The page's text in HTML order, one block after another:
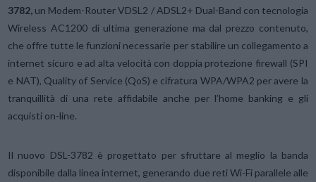
3782, un Modem-Router VDSL2 / ADSL2+ Dual-Band con tecnologia
Wireless AC1200 di ultima generazione ma dal prezzo contenuto,
che offre tutte le funzioni necessarie per stabilire un collegamento a
internet sicuro e ad alta velocità con doppia protezione firewall (SPI
e NAT), Quality of Service (QoS) e cifratura WPA/WPA2 per avere la
tranquillità di una rete affidabile anche per l’home banking e gli
acquisti on-line.
Il nuovo DSL-3782 è progettato per sfruttare al meglio la banda
disponibile dalla linea internet, generando due reti Wi-Fi parallele alle